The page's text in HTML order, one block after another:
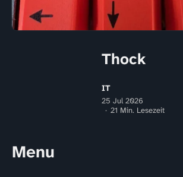
Thock
IT
25 Jul 2026
21 Min. Lesezeit
Menu